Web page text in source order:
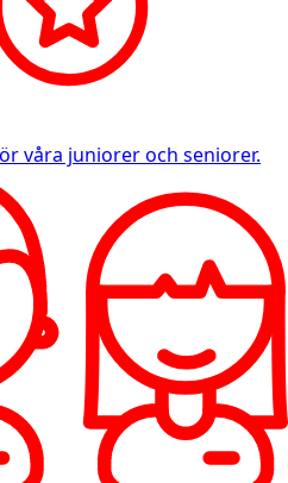
våra juniorer och seniorer.